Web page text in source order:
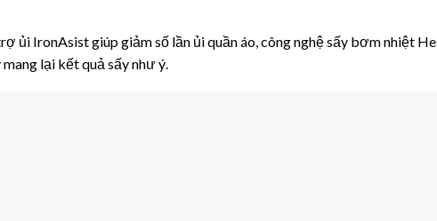
ủi IronAsist giúp giảm số lần ủi quần áo, công nghệ sấy bơm nhiệt
lại kết quả sấy như ý.